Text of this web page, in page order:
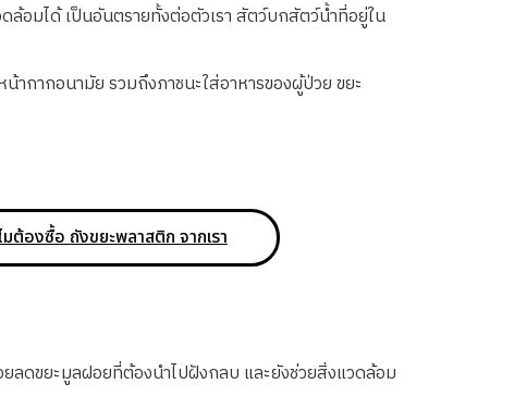
ล้อมได้ เป็นอันตรายทั้งต่อตัวเรา สัตว์บกสัตว์น้ำที่อยู่ใน
กากอนามัย รวมถึงภาชนะใส่อาหารของผู้ป่วย ขยะ
มต้องซื้อ ถังขยะพลาสติก จากเรา
ลดขยะมูลฝอยที่ต้องนำไปฝังกลบ และยังช่วยสิ่งแวดล้อม